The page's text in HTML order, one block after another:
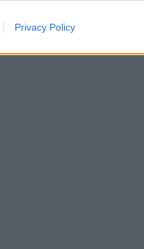
Privacy Policy